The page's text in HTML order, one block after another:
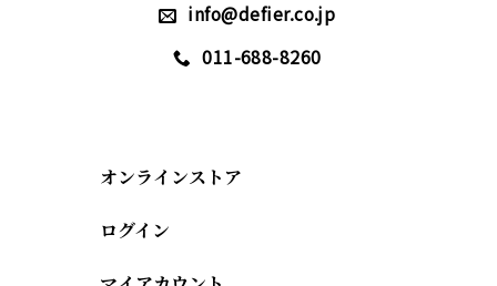
info@defier.co.jp
011-688-8260
オンラインストア
ログイン